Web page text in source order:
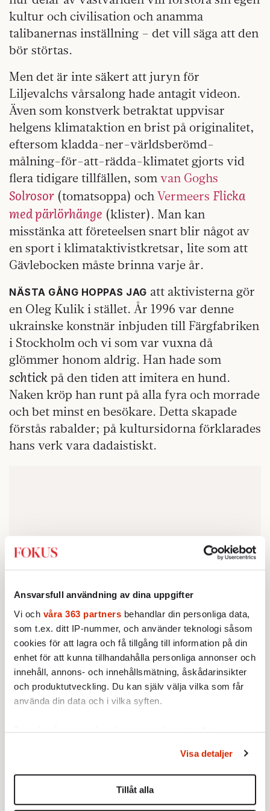
Ansvarsfull användning av dina uppgifter
Vi och våra 363 partners behandlar din personliga data,
som t.ex. ditt IP-nummer, och använder teknologi såsom
cookies för att lagra och få tillgång till information på din
enhet för att kunna tillhandahålla personliga annonser och
innehåll, annons- och innehållsmätning, åskådarinsikter
och produktutveckling. Du kan själv välja vilka som får
använda din data och i vilka syften.
Ta reda på mer om hur dina personliga uppgifter
Du kan ändra eller dra tillbaka ditt samtycke när som
helst från cookie-förklaringen.
Vi använder enhetsidentifierare för att anpassa innehållet
Visa detaljer
Tillåt alla
kultur och civilisation och anamma
talibanernas inställning – det vill säga att den
bör störtas.
Men det är inte säkert att juryn för
Liljevalchs vårsalong hade antagit videon.
Även som konstverk betraktat uppvisar
helgens klimataktion en brist på originalitet,
eftersom kladda-ner-världsberömd-
målning-för-att-rädda-klimatet gjorts vid
flera tidigare tillfällen, somvan Goghs
Solrosor (tomatsoppa) ochVermeers Flicka
med pärlörhänge (klister). Man kan
misstänka att företeelsen snart blir något av
en sport i klimataktivistkretsar, lite som att
Gävlebocken måste brinna varje år.
NÄSTA GÅNG HOPPAS JAG att aktivisterna gör
en Oleg Kulik i stället. År 1996 var denne
ukrainske konstnär inbjuden till Färgfabriken
i Stockholm och vi som var vuxna då
glömmer honom aldrig. Han hade som
schtick på den tiden att imitera en hund.
Naken kröp han runt på alla fyra och morrade
och bet minst en besökare. Detta skapade
förstås rabalder; på kultursidorna förklarades
hans verk vara dadaistiskt.
Nittiotalet var goda tider. Förra året åtalades
samme Oleg Kulik i Ryssland för att vara
jätteskulptur ”Big Mother” ansågs driva med
sovjetiska krigsmonument. Själv uppgav han
skilsmässa. Åtalet gällde tre års fängelse. Jag
har inte lyckats få fram vad som hänt honom.